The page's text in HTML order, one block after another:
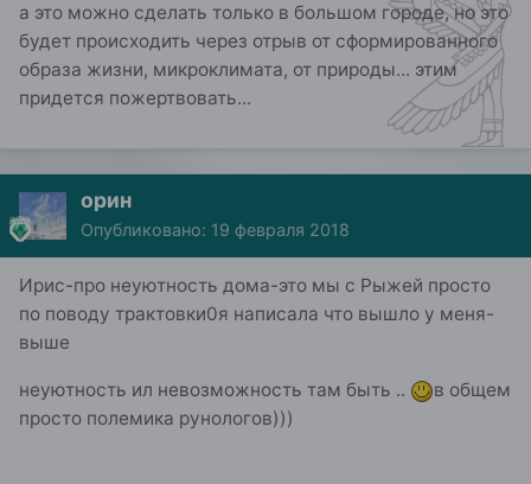
а это можно сделать только в большом городе, но это
будет происходить через отрыв от сформированного
образа жизни, микроклимата, от природы... этим
придется пожертвовать...
орин
Опубликовано: 19 февраля 2018
Ирис-про неуютность дома-это мы с Рыжей просто
по поводу трактовки0я написала что вышло у меня-
выше
неуютность ил невозможность там быть ..
в общем
просто полемика рунологов)))